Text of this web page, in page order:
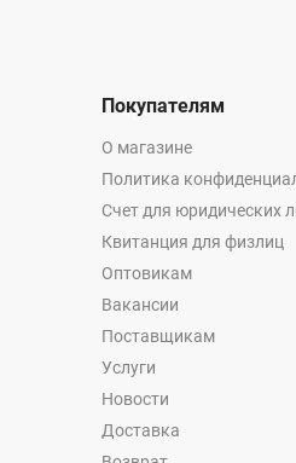
Покупателям
О магазине
Политика
Счет для юридических
Квитанция для физлиц
Оптовикам
Вакансии
Поставщикам
Услуги
Новости
Доставка